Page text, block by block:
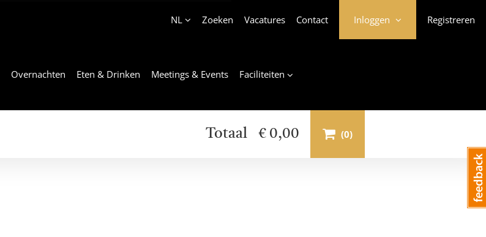
NL
Zoeken Vacatures Contact Inloggen Registreren
Overnachten Eten & Drinken Meetings & Events Faciliteiten
Totaal € 0,00 Basket
(0)